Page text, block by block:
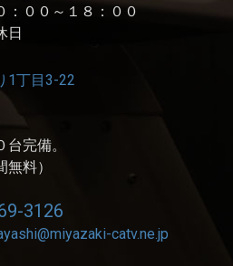
００～１８：００
1丁目3-22
完備。
無料）
3126
catv.ne.jp